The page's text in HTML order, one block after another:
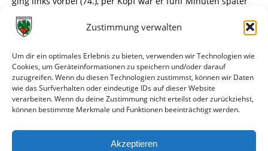
Zustimmung verwalten
Um dir ein optimales Erlebnis zu bieten, verwenden wir Technologien wie
Cookies, um Geräteinformationen zu speichern und/oder darauf
zuzugreifen. Wenn du diesen Technologien zustimmst, können wir Daten
wie das Surfverhalten oder eindeutige IDs auf dieser Website
verarbeiten. Wenn du deine Zustimmung nicht erteilst oder zurückziehst,
können bestimmte Merkmale und Funktionen beeinträchtigt werden.
Akzeptieren
erfolgreich. Brill schlug den Ball hoch in den Strafraum,
Cymer verschätzte sich bei der Flugbahn und stand bei
Schmitts ansonsten eher harmlosen Kopfballs zu weit vor
dem Tor – der Ausgleich (80.). Nun drängte Kassel auf den
Sieg, hatte durch Schmitt (81.) und Starostzik (83.) weitere
Möglichkeiten. Die Wormaten konnten den Druck wieder
etwas rausnehmen, mussten erst in der Nachspielzeit
weitere brenzlige Szenen überstehen und retteten
Am nächsten Samstag beginnt die Rückrunde mit dem